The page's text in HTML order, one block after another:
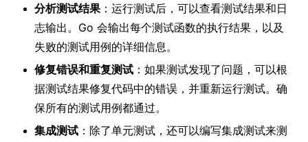
分析测试结果：运行测试后，可以查看测试结果和日
志输出。Go 会输出每个测试函数的执行结果，以及
失败的测试用例的详细信息。
修复错误和重复测试 ：如果测试发现了问题，可以根
据测试结果修复代码中的错误，并重新运行测试。确
保所有的测试用例都通过。
集成测试 ：除了单元测试，还可以编写集成测试来测